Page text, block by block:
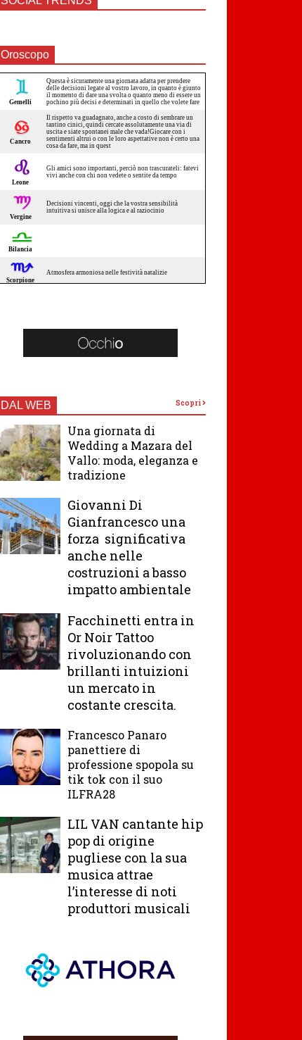
Oroscopo
DAL WEB Scopri
Una giornata di
Wedding a Mazara del
Vallo: moda, eleganza e
tradizione
Giovanni Di
Gianfrancesco una
forza significativa
anche nelle
costruzioni a basso
impatto ambientale
Facchinetti entra in
Or Noir Tattoo
rivoluzionando con
brillanti intuizioni
un mercato in
costante crescita.
Francesco Panaro
panettiere di
professione spopola su
tik tok con il suo
ILFRA28
LIL VAN cantante hip
pop di origine
pugliese con la sua
musica attrae
l’interesse di noti
produttori musicali